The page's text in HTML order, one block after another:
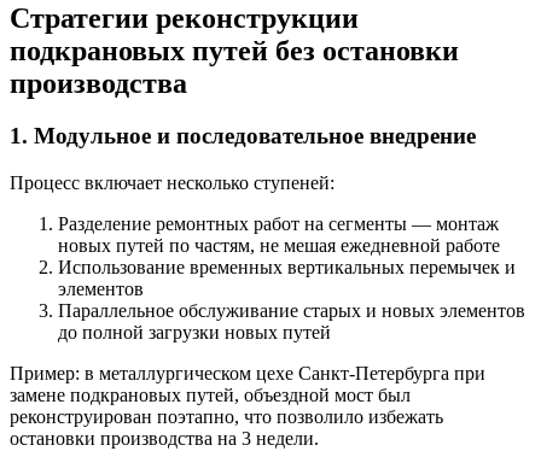
Стратегии реконструкции
подкрановых путей без остановки
производства
1. Модульное и последовательное внедрение
Процесс включает несколько ступеней:
Разделение ремонтных работ на сегменты — монтаж
новых путей по частям, не мешая ежедневной работе
Использование временных вертикальных перемычек и
элементов
Параллельное обслуживание старых и новых элементов
до полной загрузки новых путей
Пример: в металлургическом цехе Санкт-Петербурга при
замене подкрановых путей, объездной мост был
реконструирован поэтапно, что позволило избежать
остановки производства на 3 недели.